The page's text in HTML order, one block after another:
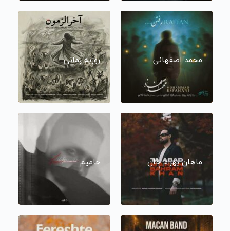
محمد اصفهانی روزبه بمانی
ماهان بهرام خان حامیم